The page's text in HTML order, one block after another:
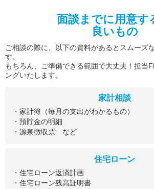
面談までに用意す
良いもの
ご相談の際に、以下の資料があるとスムーズ
す。
もちろん、ご準備できる範囲で大丈夫！担当
ングいたします。
家計相談
・家計簿（毎月の支出がわかるもの）
・預貯金の明細
・源泉徴収票 など
住宅ローン
・住宅ローン返済計画
・住宅ローン残高証明書